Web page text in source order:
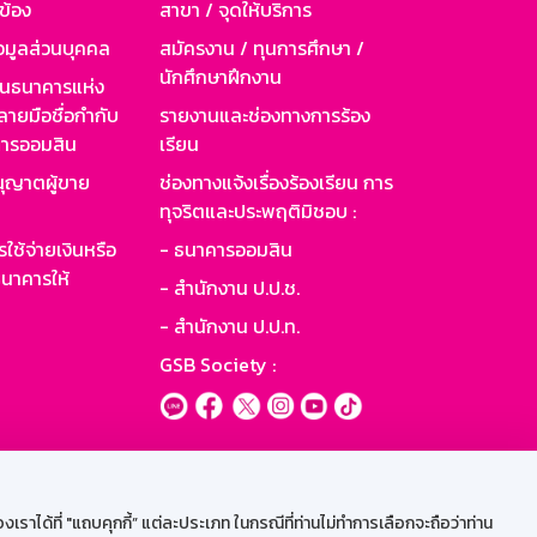
ได้ที่ "แถบคุกกี้” แต่ละประเภท ในกรณีที่ท่านไม่ทำการเลือกจะถือว่าท่าน
อง
มูลส่วนบุคคล
นาคารแห่ง
ายมือชื่อกำกับ
รออมสิน
ญาตผู้ขาย
ช้จ่ายเงินหรือ
คารให้
สาขา / จุดให้บริการ
สมัครงาน / ทุนการศึกษา /
นักศึกษาฝึกงาน
รายงานและช่องทางการร้อง
เรียน
ช่องทางแจ้งเรื่องร้องเรียน การ
ทุจริตและประพฤติมิชอบ :
- ธนาคารออมสิน
- สำนักงาน ป.ป.ช.
- สำนักงาน ป.ป.ท.
GSB Society :